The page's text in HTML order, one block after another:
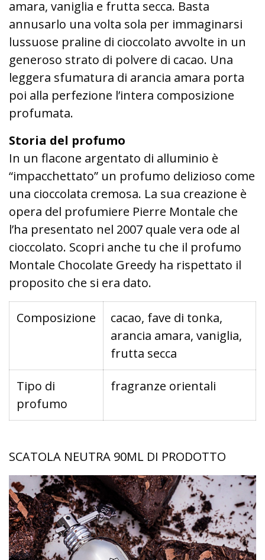
amara, vaniglia e frutta secca. Basta
annusarlo una volta sola per immaginarsi
lussuose praline di cioccolato avvolte in un
generoso strato di polvere di cacao. Una
leggera sfumatura di arancia amara porta
poi alla perfezione l’intera composizione
profumata.
Storia del profumo
In un flacone argentato di alluminio è
“impacchettato” un profumo delizioso come
una cioccolata cremosa. La sua creazione è
opera del profumiere Pierre Montale che
l’ha presentato nel 2007 quale vera ode al
cioccolato. Scopri anche tu che il profumo
Montale Chocolate Greedy ha rispettato il
proposito che si era dato.
Composizione
cacao, fave di tonka,
arancia amara, vaniglia,
frutta secca
Tipo di
profumo
fragranze orientali
SCATOLA NEUTRA 90ML DI PRODOTTO